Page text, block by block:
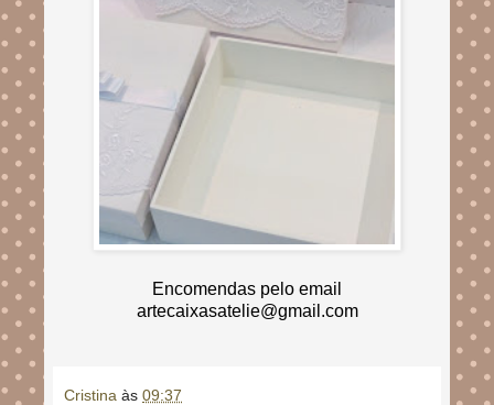
Encomendas pelo email
artecaixasatelie@gmail.com
Cristina às 09:37